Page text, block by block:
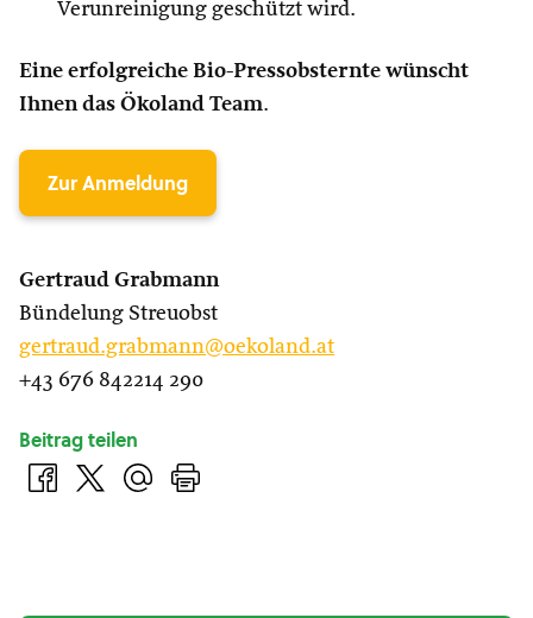
Verunreinigung geschützt wird.
Eine erfolgreiche Bio-Pressobsternte wünscht
Ihnen das Ökoland Team.
Zur Anmeldung
Gertraud Grabmann
Bündelung Streuobst
gertraud.grabmann@oekoland.at
+43 676 842214 290
Beitrag teilen